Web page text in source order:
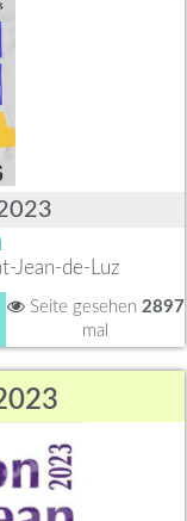
Jean-de-Luz
Seite gesehen 2897
mal